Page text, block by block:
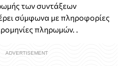
των συντάξεων
σύμφωνα με πληροφορίες
πληρωμών. .